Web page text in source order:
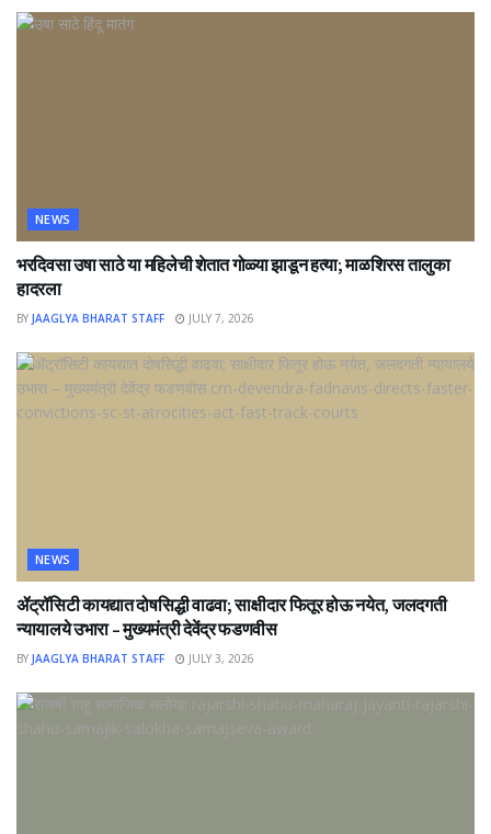
NEWS
भरदिवसा उषा साठे या महिलेची शेतात गोळ्या झाडून हत्या; माळशिरस तालुका
हादरला
BY JAAGLYA BHARAT STAFF JULY 7, 2026
NEWS
ॲट्रॉसिटी कायद्यात दोषसिद्धी वाढवा; साक्षीदार फितूर होऊ नयेत, जलदगती
न्यायालये उभारा – मुख्यमंत्री देवेंद्र फडणवीस
BY JAAGLYA BHARAT STAFF JULY 3, 2026